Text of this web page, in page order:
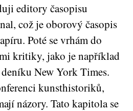
editory časopisu
což je oborový časopis
Poté se vrhám do
kritiky, jako je například
New York Times.
kunsthistoriků,
názory. Tato kapitola se